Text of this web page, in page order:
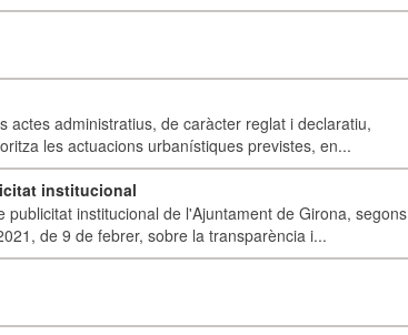
actes administratius, de caràcter reglat i declaratiu,
les actuacions urbanístiques previstes, en...
institucional
publicitat institucional de l'Ajuntament de Girona, segons
de 9 de febrer, sobre la transparència i...